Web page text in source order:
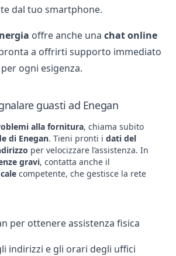
dal tuo smartphone.
offre anche una chat online
a offrirti supporto immediato
ogni esigenza.
guasti ad Enegan
alla fornitura, chiama subito
di Enegan. Tieni pronti i dati del
per velocizzare l’assistenza. In
gravi, contatta anche il
competente, che gestisce la rete
per ottenere assistenza fisica
indirizzi e gli orari degli uffici